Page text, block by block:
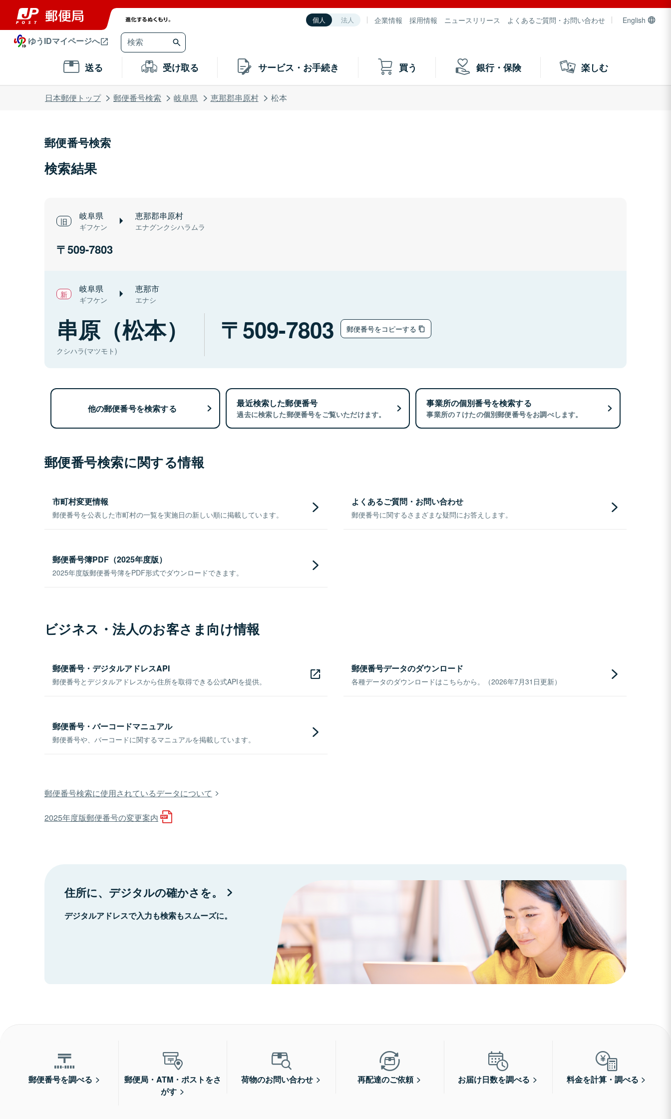
個人 法人 企業情報 採用情報 ニュースリリース よくあるご質問・お問い合わせ English
ゆうIDマイページへ
送る 受け取る サービス・お手続き 買う 銀行・保険 楽しむ
日本郵便トップ 郵便番号検索 岐阜県 恵那郡串原村 松本
郵便番号検索
検索結果
岐阜県
ギフケン
恵那郡串原村
エナグンクシハラムラ
509-7803
岐阜県
ギフケン
恵那市
エナシ
串原（松本）
クシハラ(マツモト)
509-7803 郵便番号をコピーする
他の郵便番号を検索する 最近検索した郵便番号
過去に検索した郵便番号をご覧いただけます。
事業所の個別番号を検索する
事業所の７けたの個別郵便番号をお調べします。
郵便番号検索に関する情報
市町村変更情報
郵便番号を公表した市町村の一覧を実施日の新しい順に掲載しています。
よくあるご質問・お問い合わせ
郵便番号に関するさまざまな疑問にお答えします。
郵便番号簿PDF（2025年度版）
2025年度版郵便番号簿をPDF形式でダウンロードできます。
ビジネス・法人のお客さま向け情報
郵便番号・デジタルアドレスAPI
郵便番号とデジタルアドレスから住所を取得できる公式APIを提供。
郵便番号データのダウンロード
各種データのダウンロードはこちらから。（2026年7月31日更新）
郵便番号・バーコードマニュアル
郵便番号や、バーコードに関するマニュアルを掲載しています。
郵便番号検索に使用されているデータについて
2025年度版郵便番号の変更案内
住所に、デジタルの確かさを。
デジタルアドレスで入力も検索もスムーズに。
郵便番号を調べる
郵便局・ATM・ポストをさ
がす
荷物のお問い合わせ 再配達のご依頼 お届け日数を調べる 料金を計算・調べる